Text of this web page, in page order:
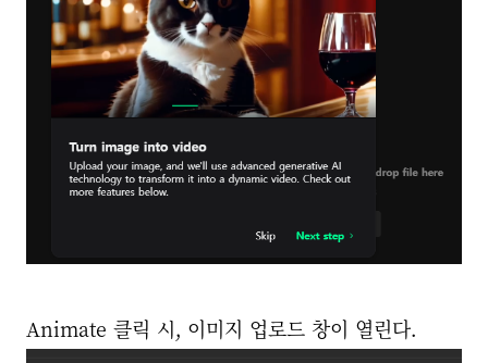
Animate 클릭 시, 이미지 업로드 창이 열린다.